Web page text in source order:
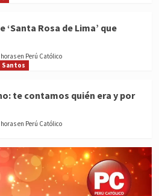
Rosa de Lima’ que
horas en Perú Católico
Santos
te contamos quién era y por
horas en Perú Católico